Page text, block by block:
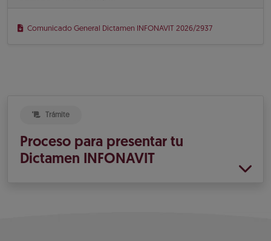
Comunicado General Dictamen INFONAVIT 2026/2937
Trámite
Proceso para presentar tu
Dictamen INFONAVIT